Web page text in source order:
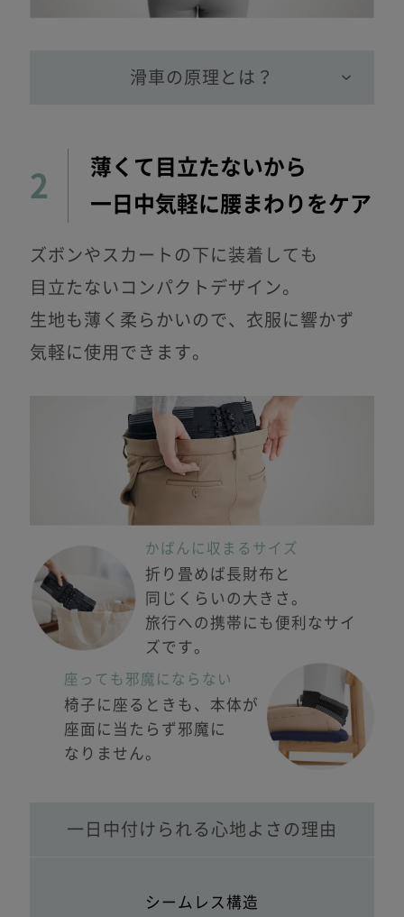
滑車の原理とは？
2
薄くて目立たないから
一日中気軽に腰まわりをケア
ズボンやスカートの下に装着しても
目立たないコンパクトデザイン。
生地も薄く柔らかいので、衣服に響かず
気軽に使用できます。
かばんに収まるサイズ
折り畳めば長財布と
同じくらいの大きさ。
旅行への 携帯にも便利なサイ
ズです。
座っても邪魔にならない
椅子に座るときも、 本体が
座面に当たらず邪魔に
なりません。
一日中付けられる心地よさの理由
シームレス構造